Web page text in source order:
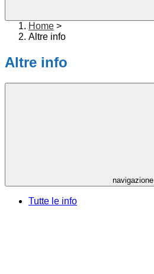
Home >
Altre info
Altre info
navigazione
Tutte le info